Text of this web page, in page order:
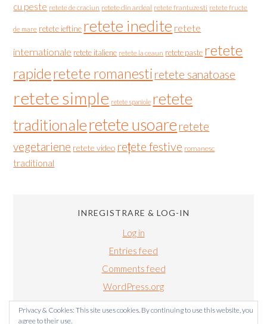
cu peste retete de craciun retete din ardeal retete frantuzesti retete fructe
de mare retete ieftine retete inedite retete
internationale retete italiene retete la ceaun retete paste retete
rapideretete romanesti retete sanatoase
retete simple retete spaniole retete
traditionaleretete usoare retete
vegetariene retete video rețete festive romanesc
traditional
INREGISTRARE & LOG-IN
Log in
Entries feed
Comments feed
WordPress.org
Privacy & Cookies: This site uses cookies. By continuing to use this website, you
agree to their use.